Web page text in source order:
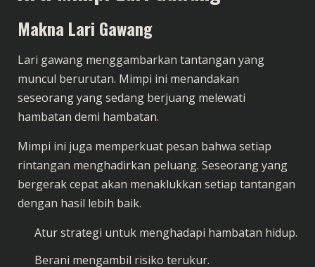
Makna Lari Gawang
Lari gawang menggambarkan tantangan yang
muncul berurutan. Mimpi ini menandakan
seseorang yang sedang berjuang melewati
hambatan demi hambatan.
Mimpi ini juga memperkuat pesan bahwa setiap
rintangan menghadirkan peluang. Seseorang yang
bergerak cepat akan menaklukkan setiap tantangan
dengan hasil lebih baik.
Atur strategi untuk menghadapi hambatan hidup.
Berani mengambil risiko terukur.